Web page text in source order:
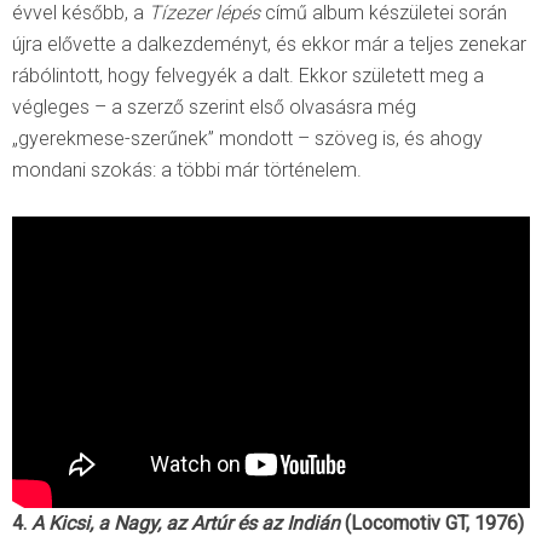
évvel később, a Tízezer lépéscímű album készületei során
újra elővette a dalkezdeményt, és ekkor már a teljes zenekar
rábólintott, hogy felvegyék a dalt. Ekkor született meg a
végleges – a szerző szerint első olvasásra még
„gyerekmese-szerűnek” mondott – szöveg is, és ahogy
mondani szokás: a többi már történelem.
4. A Kicsi, a Nagy, az Artúr és az Indián(Locomotiv GT, 1976)